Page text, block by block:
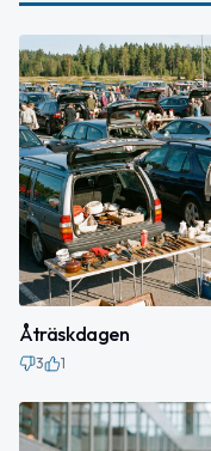
Åträskdagen
3 1